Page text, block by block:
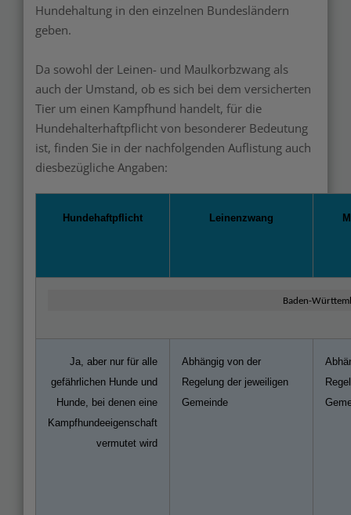
Hundehaltung in den einzelnen Bundesländern
geben.
Da sowohl der Leinen- und Maulkorbzwang als
auch der Umstand, ob es sich bei dem versicherten
Tier um einen Kampfhund handelt, für die
Hundehalterhaftpflicht von besonderer Bedeutung
ist, finden Sie in der nachfolgenden Auflistung auch
diesbezügliche Angaben:
Hundehaftpflicht Leinenzwang
Baden-
Ja, aber nur für alle
gefährlichen Hunde und
Hunde, bei denen eine
Kampfhundeeigenschaft
vermutet wird
Abhängig von der
Regelung der jeweiligen
Gemeinde